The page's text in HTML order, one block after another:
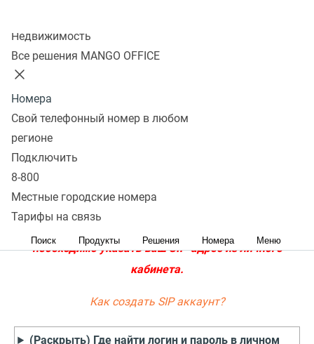
Недвижимость
Все решения MANGO OFFICE
Номера
Свой телефонный номер в любом
регионе
Подключить
8-800
Местные городские номера
Тарифы на связь
Поиск Продукты Решения Номера Меню
Вход на страницу настроек
(Раскрыть) Как узнать IP-адрес аппарата
Настройка телефона
Внимание! В качестве примера на всех скриншотах
указан SIP-адрес (имя пользователя и домен)
вида
необходимо указать ваш SIP-адрес из личного
кабинета.
Как создать SIP аккаунт?
(Раскрыть) Где найти логин и пароль в личном